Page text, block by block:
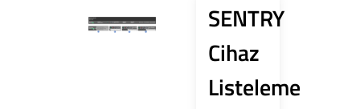
SENTRY
Cihaz
Listeleme